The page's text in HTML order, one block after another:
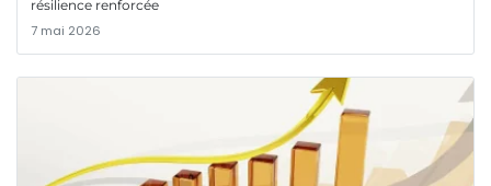
résilience renforcée
7 mai 2026